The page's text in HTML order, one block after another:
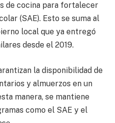
de cocina para fortalecer
(SAE). Esto se suma al
local que ya entregó
desde el 2019.
la disponibilidad de
y almuerzos en un
manera, se mantiene
como el SAE y el